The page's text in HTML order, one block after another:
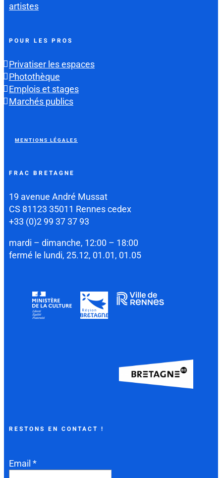
artistes
POUR LES PROS
Privatiser les espaces
Photothèque
Emplois et stages
Marchés publics
MENTIONS LÉGALES
FRAC BRETAGNE
19 avenue André Mussat
CS 81123 35011 Rennes cedex
+33 (0)2 99 37 37 93
mardi – dimanche, 12:00 – 18:00
fermé le lundi, 25.12, 01.01, 01.05
RESTONS EN CONTACT !
Email *